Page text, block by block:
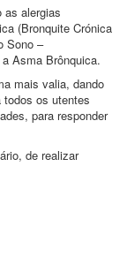
as alergias
(Bronquite Crónica
Sono –
Asma Brônquica.
mais valia, dando
os utentes
para responder
de realizar